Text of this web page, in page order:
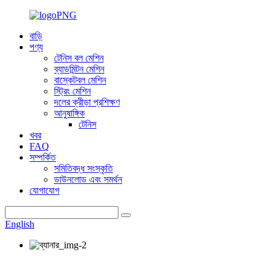
বাড়ি
পণ্য
টেনিস বল মেশিন
ব্যাডমিন্টন মেশিন
বাস্কেটবল মেশিন
স্ট্রিং মেশিন
দলের ক্রীড়া প্রশিক্ষণ
আনুষাঙ্গিক
টেনিস
খবর
FAQ
সম্পর্কিত
সমিতিবদ্ধ সংস্কৃতি
ডাউনলোড এবং সমর্থন
যোগাযোগ
English